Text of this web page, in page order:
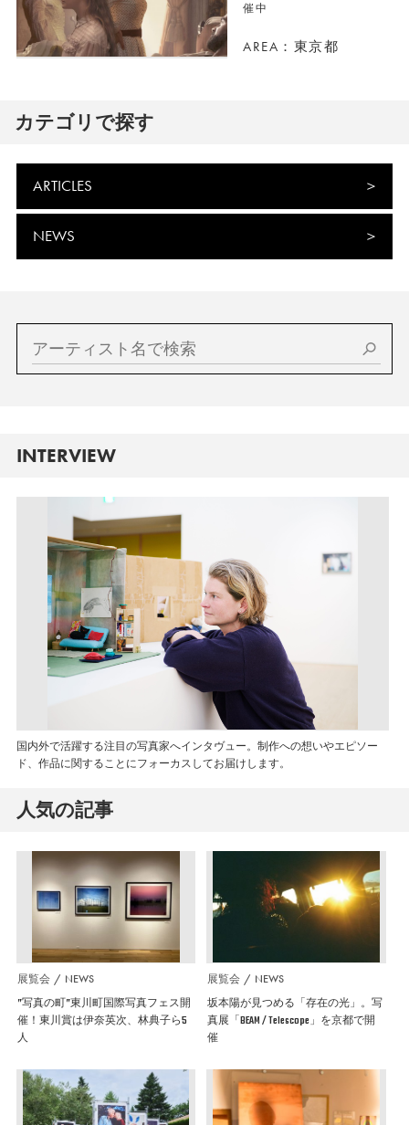
催中
AREA：東京都
カテゴリで探す
ARTICLES
NEWS
INTERVIEW
国内外で活躍する注目の写真家へインタヴュー。制作への想いやエピソー
ド、作品に関することにフォーカスしてお届けします。
人気の記事
展覧会 NEWS
”写真の町”東川町国際写真フェス開
催！東川賞は伊奈英次、林典子ら5
人
展覧会 NEWS
坂本陽が見つめる「存在の光」。写
真展「BEAM / Telescope」を京都で開
催